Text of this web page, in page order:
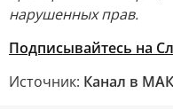
нарушенных прав.
Подписывайтесь на
Источник: Канал в